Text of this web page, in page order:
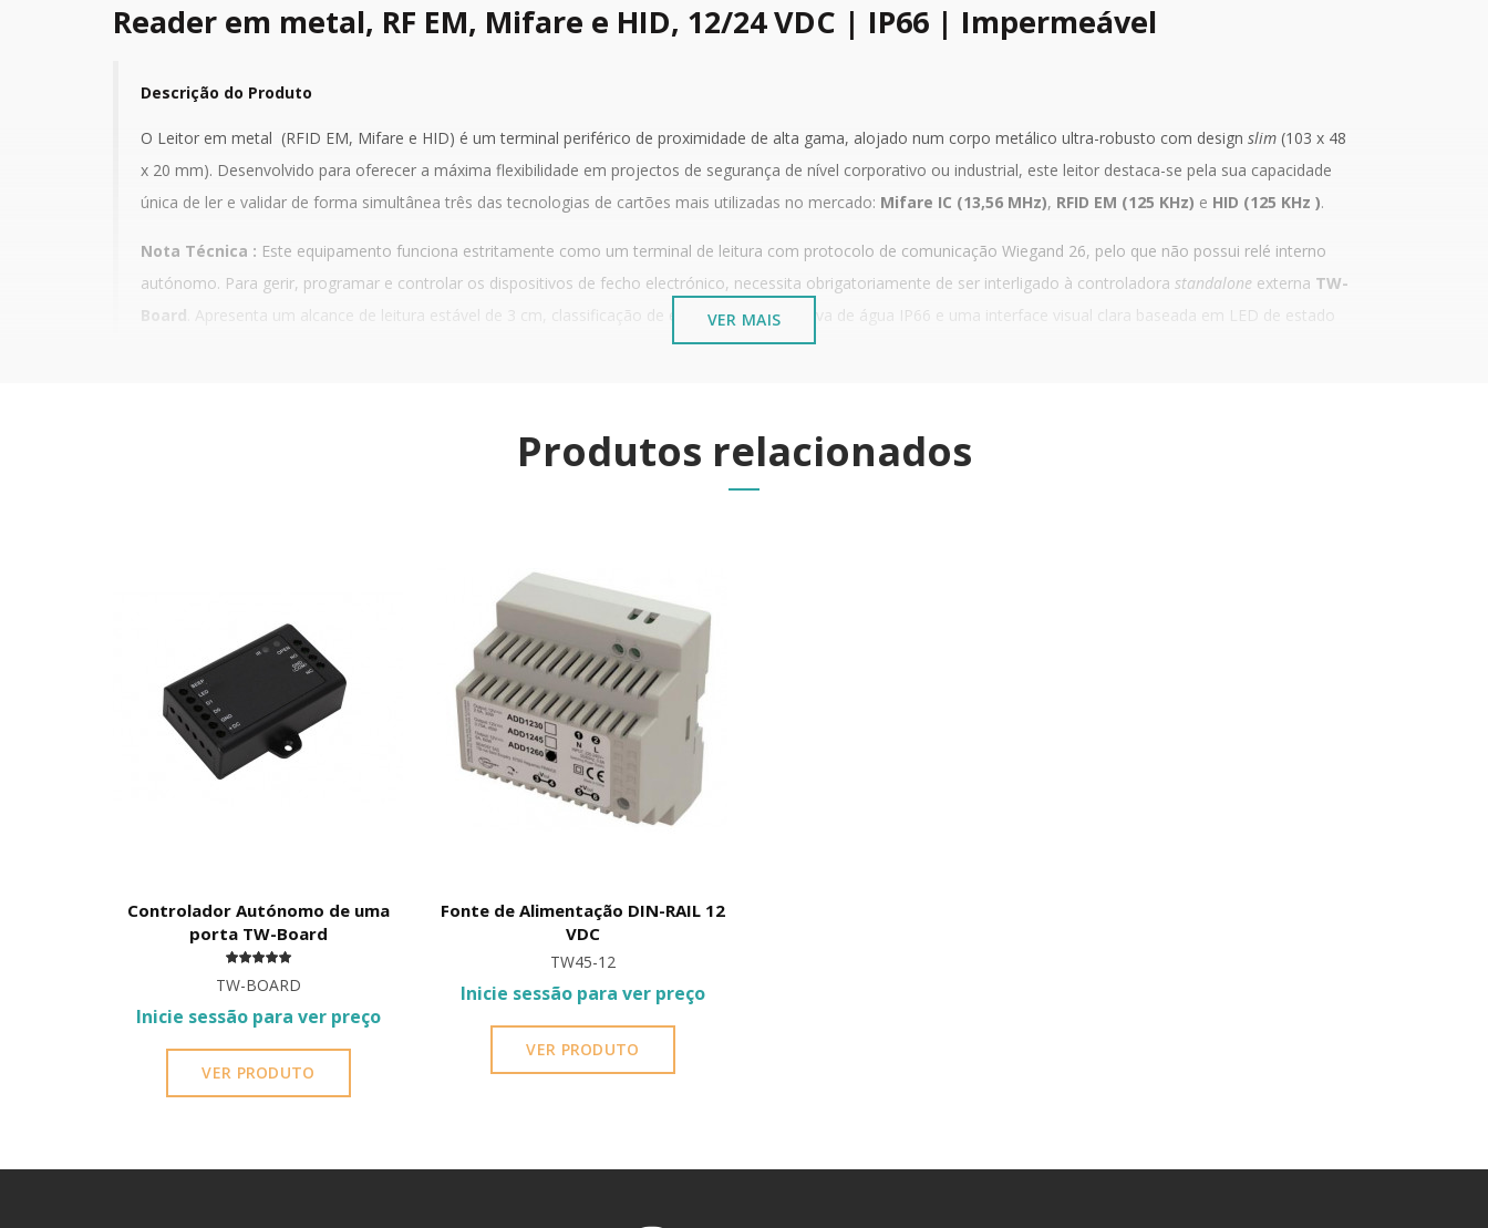
Reader em metal, RF EM, Mifare e HID, 12/24 VDC | IP66 | Impermeável
Descrição do Produto
O Leitor em metal (RFID EM, Mifare e HID) é um terminal periférico de proximidade de alta gama, alojado num corpo metálico ultra-robusto com design slim (103 x 48
x 20 mm). Desenvolvido para oferecer a máxima flexibilidade em projectos de segurança de nível corporativo ou industrial, este leitor destaca-se pela sua capacidade
única de ler e validar de forma simultânea três das tecnologias de cartões mais utilizadas no mercado: Mifare IC (13,56 MHz), RFID EM (125 KHz) e HID (125 KHz ).
Nota Técnica : Este equipamento funciona estritamente como um terminal de leitura com protocolo de comunicação Wiegand 26, pelo que não possui relé interno
autónomo. Para gerir, programar e controlar os dispositivos de fecho electrónico, necessita obrigatoriamente de ser interligado à controladora standalone externa TW-
Board . Apresenta um alcance de leitura estável de 3 cm, classificação de estanqueidade à prova de água IP66 e uma interface visual clara baseada em LED de estado
e Verde aquando da apresentação de um cartão válido).
Para salvaguardar a segurança intrínseca dos acessos do edifício, a cablagem e interligação técnica devem respeitar a seguinte estrutura:
— ZONA EXTERIOR/EXPOSTA: Onde é fixado o leitor metálico blindado junto ao batente ou aro da porta, exposto ao uso do utilizador para a recolha de credenciais e
— ZONA SEGURA/INTERIOR: Onde a linha de dados Wiegand 26 é encaminhada para ligação directa à placa controladora TW-Board e à infraestrutura de energia
(alimentação flexível a 12V ou 24V DC), mantendo os relés de activaçãofora do alcance de tentativas de sabotagem
Vantagens para o Instalador Profissional
— Compatibilidade Universal (3 em 1): Elimina a necessidade de duplicar leitores ou substituir frotas de cartões existentes no cliente final, unificando tecnologias
concorrentes num único leitor de rua.
— Alimentação de Gama Alargada (12/24V DC): Garante total flexibilidade na integração com centrais de controlo de acessos ou centrais de intrusão, operando de
— Resiliência Térmica Excepcional: Módulo electrónico projectado para manter uma performance de transmissão linear em amplitudes de temperatura industriais de
-40º C a 60º C.
Especificações Técnicas Detalhadas
— Função: Leitor periférico multitecnologia (Sem relé de potência interno) — Protocolo de Comunicação: Saída de dados padrão Wiegand 26 — Compatibilidade de
IP66 — Voltagem de Alimentação: Dual Volt (12V e 24V DC) — Temperatura Operacional Permitida: -40º C a 60º C — Dimensões do Equipamento: 103 x 48 x 20 mm —
VER MAIS
Produtos relacionados
Controlador Autónomo de uma
porta TW-Board
TW-BOARD
Inicie sessão para ver preço
VER PRODUTO
Fonte de Alimentação DIN-RAIL 12
VDC
TW45-12
Inicie sessão para ver preço
VER PRODUTO